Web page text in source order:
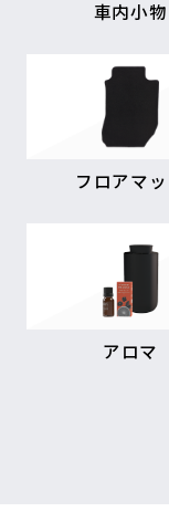
車内小物
フロアマッ
アロマ